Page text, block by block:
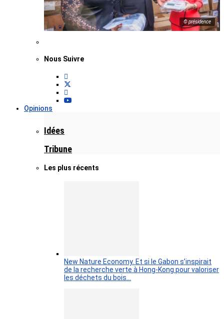
© présidence
Nous Suivre
Opinions
Idées
Tribune
Les plus récents
New Nature Economy. Et si le Gabon s’inspirait
de la recherche verte à Hong-Kong pour valoriser
les déchets du bois…